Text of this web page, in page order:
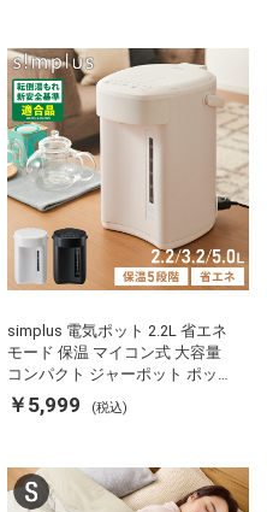
simplus 電気ポット 2.2L 省エネ
モード 保温 マイコン式 大容量
コンパクト ジャーポット ポット
カルキ抜き 空焚き防止 温度調節
軽量 SP-PD22 シンプラス
￥5,999 (税込)